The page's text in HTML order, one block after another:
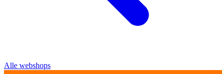
Alle webshops